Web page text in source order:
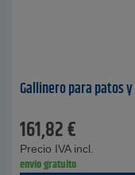
Gallinero para patos y
161,82€
Precio IVA incl.
envío gratuito